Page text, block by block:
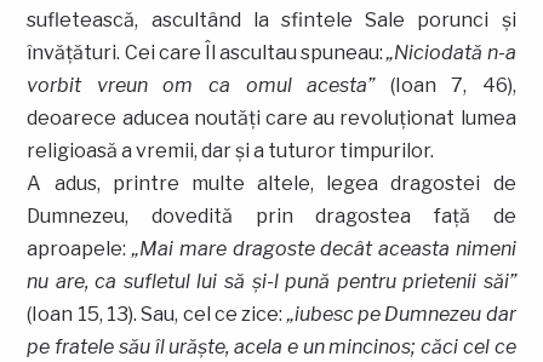
sufletească, ascultând la sfintele Sale porunci şi
învăţături. Cei care Îl ascultau spuneau:„Niciodată n-a
vorbit vreun om ca omul acesta”(Ioan 7, 46),
deoarece aducea noutăţi care au revoluţionat lumea
religioasă a vremii, dar şi a tuturor timpurilor.
A adus, printre multe altele, legea dragostei de
Dumnezeu, dovedită prin dragostea faţă de
aproapele:„Mai mare dragoste decât aceasta nimeni
nu are, ca sufletul lui să şi-l pună pentru prietenii săi”
(Ioan 15, 13). Sau, cel ce zice:„iubesc pe Dumnezeu dar
pe fratele său îl urăşte, acela e un mincinos; căci cel ce